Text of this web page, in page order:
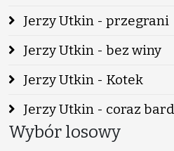
Jerzy Utkin - przegrani
Jerzy Utkin - bez winy
Jerzy Utkin - Kotek
Jerzy Utkin - coraz
Wybór losowy